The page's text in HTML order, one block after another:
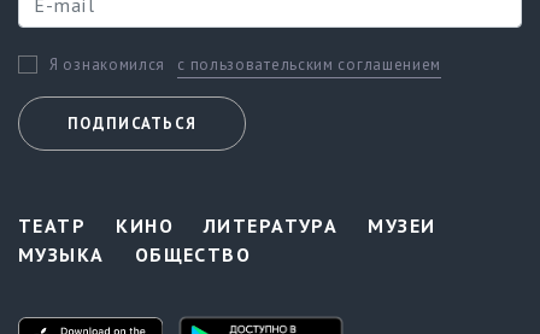
Я ознакомился с пользовательским соглашением
ПОДПИСАТЬСЯ
ТЕАТР КИНО ЛИТЕРАТУРА
МУЗЕИ
МУЗЫКА
ОБЩЕСТВО